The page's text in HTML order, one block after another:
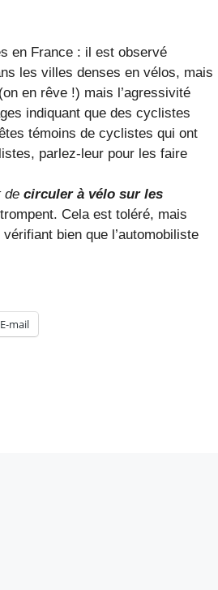
en France : il est observé
les villes denses en vélos, mais
en rêve !) mais l’agressivité
indiquant que des cyclistes
témoins de cyclistes qui ont
parlez-leur pour les faire
de circuler à vélo sur les
Cela est toléré, mais
vérifiant bien que l’automobiliste
E-mail